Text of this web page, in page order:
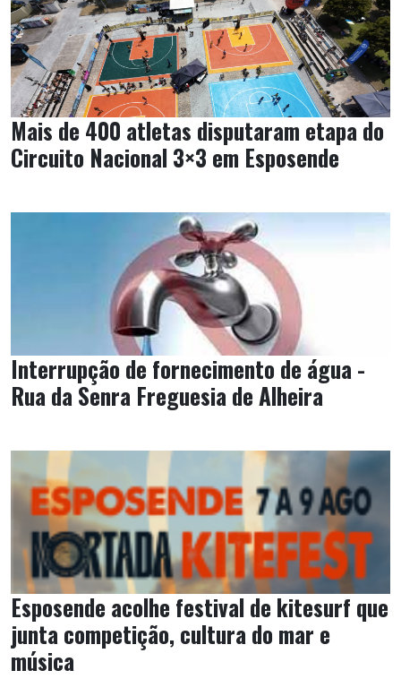
Mais de 400 atletas disputaram etapa do
Circuito Nacional 3×3 em Esposende
Interrupção de fornecimento de água -
Rua da Senra Freguesia de Alheira
Esposende acolhe festival de kitesurf que
junta competição, cultura do mar e
música